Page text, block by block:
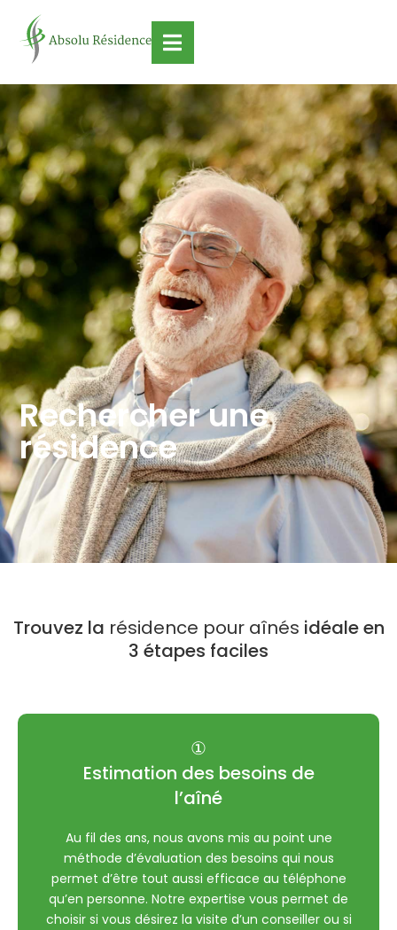
Rechercher une
résidence
Trouvez la résidence pour aînés idéale en
3 étapes faciles
①
Estimation des besoins de
l’aîné
Au fil des ans, nous avons mis au point une
méthode d’évaluation des besoins qui nous
permet d’être tout aussi efficace au téléphone
qu’en personne. Notre expertise vous permet de
choisir si vous désirez la visite d’un conseiller ou si